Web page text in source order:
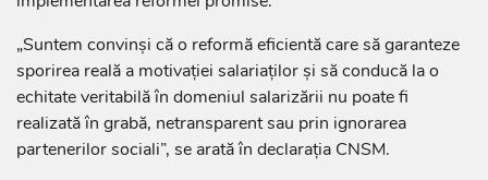
„Suntem convinși că o reformă eficientă care să garanteze
sporirea reală a motivației salariaților și să conducă la o
echitate veritabilă în domeniul salarizării nu poate fi
realizată în grabă, netransparent sau prin ignorarea
partenerilor sociali”, se arată în declarația CNSM.